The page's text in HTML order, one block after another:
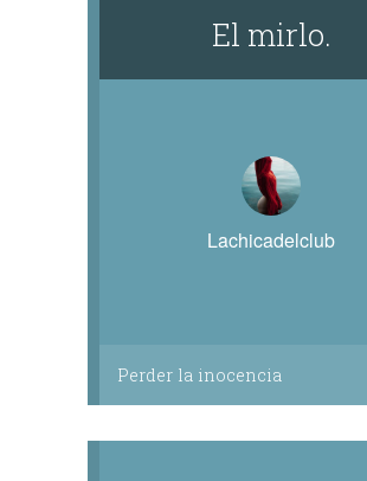
El mirlo.
Lachicadelclub
Perder la inocencia